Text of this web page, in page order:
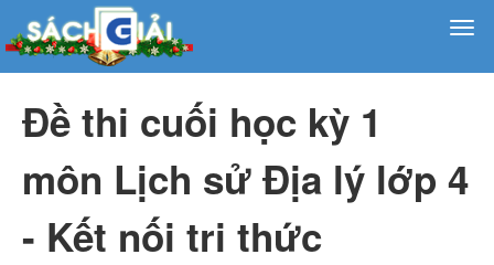
Đề thi cuối học kỳ 1
môn Lịch sử Địa lý lớp 4
- Kết nối tri thức